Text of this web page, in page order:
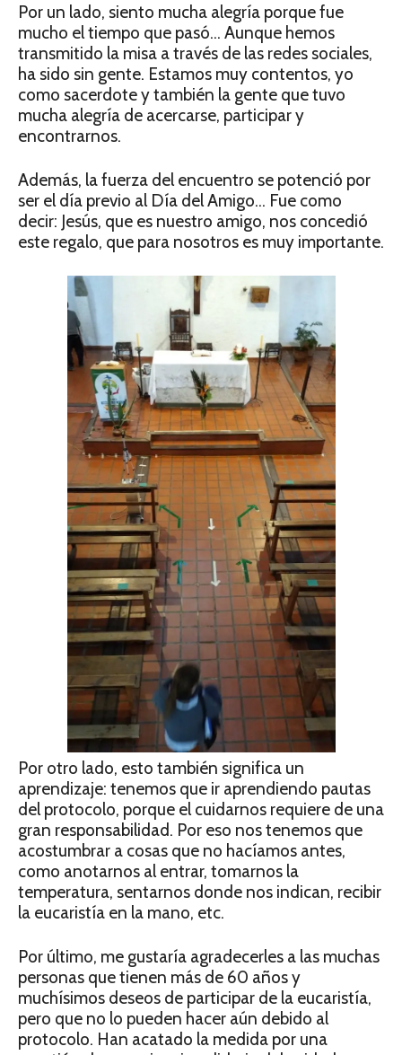
Por un lado, siento mucha alegría porque fue
mucho el tiempo que pasó… Aunque hemos
transmitido la misa a través de las redes sociales,
ha sido sin gente. Estamos muy contentos, yo
como sacerdote y también la gente que tuvo
mucha alegría de acercarse, participar y
encontrarnos.
Además, la fuerza del encuentro se potenció por
ser el día previo al Día del Amigo… Fue como
decir: Jesús, que es nuestro amigo, nos concedió
este regalo, que para nosotros es muy importante.
Por otro lado, esto también significa un
aprendizaje: tenemos que ir aprendiendo pautas
del protocolo, porque el cuidarnos requiere de una
gran responsabilidad. Por eso nos tenemos que
acostumbrar a cosas que no hacíamos antes,
como anotarnos al entrar, tomarnos la
temperatura, sentarnos donde nos indican, recibir
la eucaristía en la mano, etc.
Por último, me gustaría agradecerles a las muchas
personas que tienen más de 60 años y
muchísimos deseos de participar de la eucaristía,
pero que no lo pueden hacer aún debido al
protocolo. Han acatado la medida por una